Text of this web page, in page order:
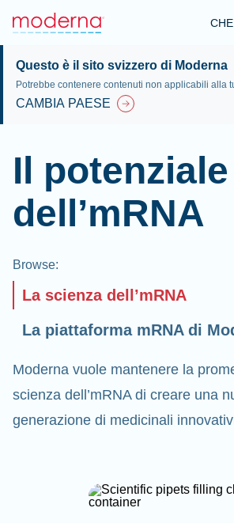
Skip to
CHE
Questo è il sito svizzero di Moderna
Potrebbe contenere contenuti non applicabili alla
CAMBIA PAESE
Il potenziale
dell’mRNA
Browse:
La scienza dell’mRNA
La piattaforma mRNA di
Moderna vuole mantenere la
scienza dell’mRNA di creare una
generazione di medicinali